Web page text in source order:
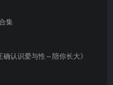
集
认识爱与性～陪你长大》